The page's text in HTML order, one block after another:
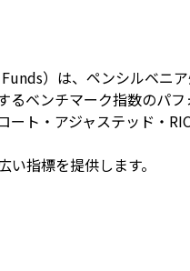
）は、ペンシルベニ
ベンチマーク指数のパフ
ト・アジャステッド・
指標を提供します。